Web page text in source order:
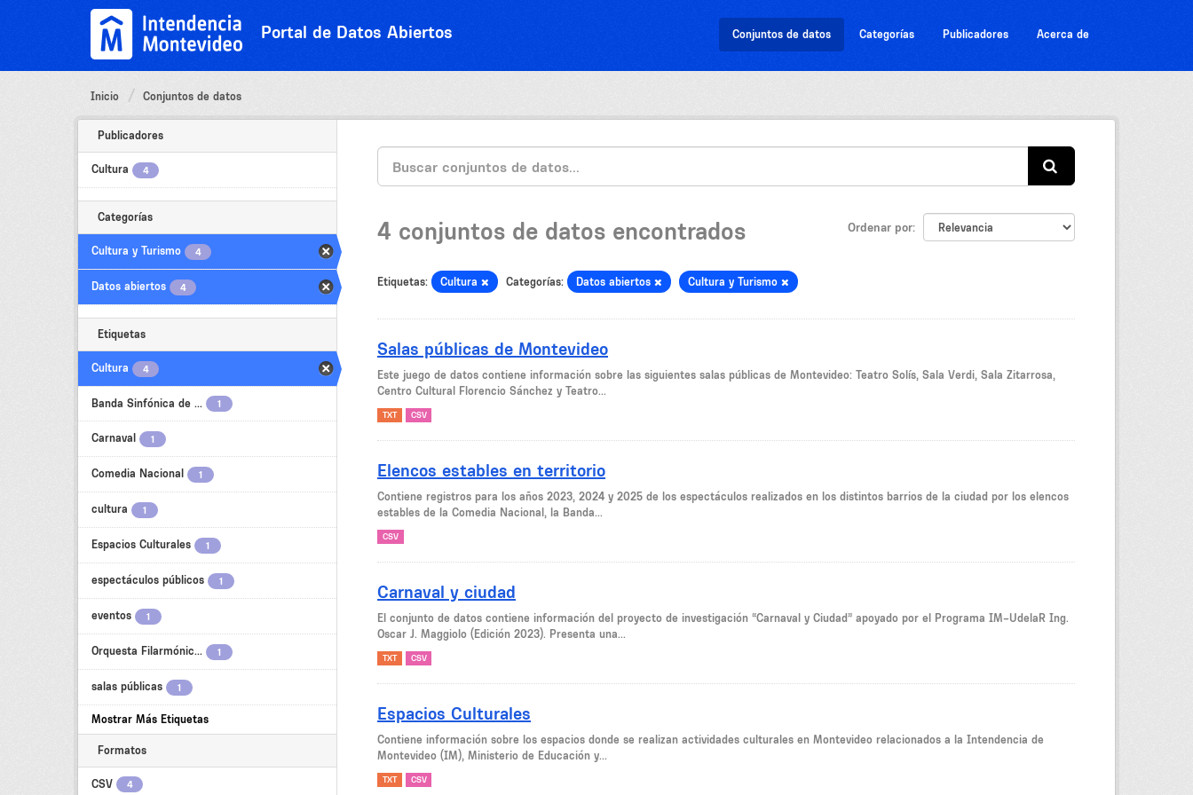
Portal de Datos Abiertos Conjuntos de datos Categorías Publicadores Acerca de
Inicio Conjuntos de datos
Publicadores
Cultura 4
Categorías
Cultura y Turismo 4
Datos abiertos 4
Etiquetas
Cultura 4
Banda Sinfónica de ... 1
Carnaval 1
Comedia Nacional 1
cultura 1
Espacios Culturales 1
espectáculos públicos 1
eventos 1
Orquesta Filarmónic... 1
salas públicas 1
Mostrar Más Etiquetas
Formatos
CSV 4
Ordenar por
4 conjuntos de datos encontrados
Etiquetas: Cultura Categorías: Datos abiertos Cultura y Turismo
Salas públicas de Montevideo
Este juego de datos contiene información sobre las siguientes salas públicas de Montevideo: Teatro Solís, Sala Verdi, Sala Zitarrosa,
Centro Cultural Florencio Sánchez y Teatro...
TXT CSV
Elencos estables en territorio
Contiene registros para los años 2023, 2024 y 2025 de los espectáculos realizados en los distintos barrios de la ciudad por los elencos
estables de la Comedia Nacional, la Banda...
CSV
Carnaval y ciudad
El conjunto de datos contiene información del proyecto de investigación “Carnaval y Ciudad” apoyado por el Programa IM–UdelaR Ing.
Oscar J. Maggiolo (Edición 2023). Presenta una...
TXT CSV
Espacios Culturales
Contiene información sobre los espacios donde se realizan actividades culturales en Montevideo relacionados a la Intendencia de
Montevideo (IM), Ministerio de Educación y...
TXT CSV